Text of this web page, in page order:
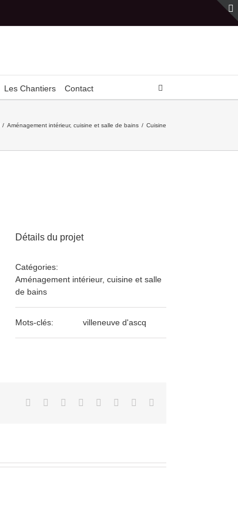
Les Chantiers Contact
/ Aménagement intérieur, cuisine et salle de bains / Cuisine
Détails du projet
Catégories:
Aménagement intérieur, cuisine et salle
de bains
Mots-clés: villeneuve d'ascq
Facebook
TwitterLinkedIn
Reddit TumblrPinterest